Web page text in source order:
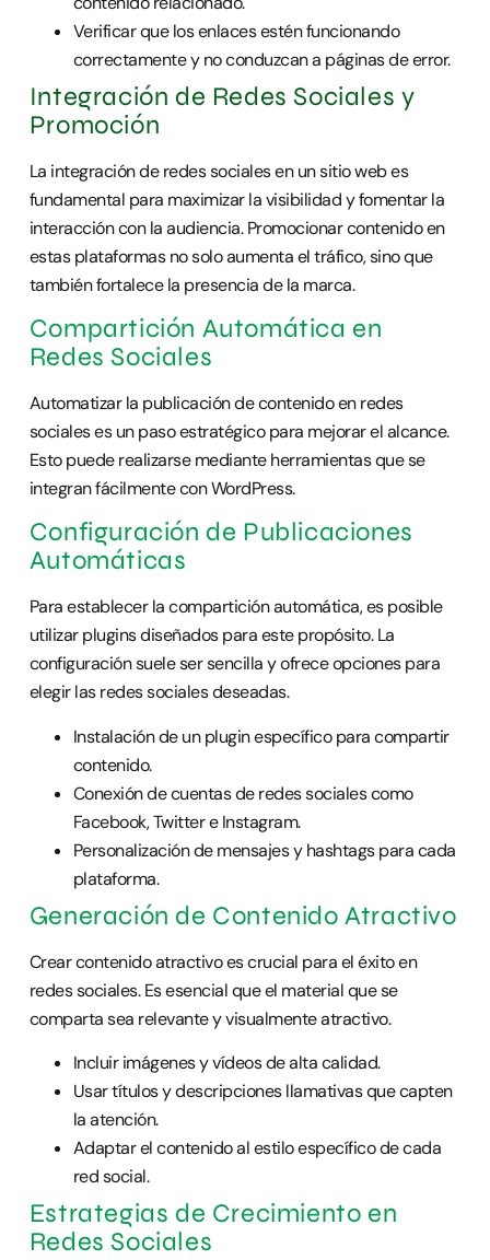
Verificar que los enlaces estén funcionando
correctamente y no conduzcan a páginas de error.
Integración de Redes Sociales y
Promoción
La integración de redes sociales en un sitio web es
fundamental para maximizar la visibilidad y fomentar la
interacción con la audiencia. Promocionar contenido en
estas plataformas no solo aumenta el tráfico, sino que
también fortalece la presencia de la marca.
Compartición Automática en
Redes Sociales
Automatizar la publicación de contenido en redes
sociales es un paso estratégico para mejorar el alcance.
Esto puede realizarse mediante herramientas que se
integran fácilmente con WordPress.
Configuración de Publicaciones
Automáticas
Para establecer la compartición automática, es posible
utilizar plugins diseñados para este propósito. La
configuración suele ser sencilla y ofrece opciones para
elegir las redes sociales deseadas.
Instalación de un plugin específico para compartir
contenido.
Conexión de cuentas de redes sociales como
Facebook, Twitter e Instagram.
Personalización de mensajes y hashtags para cada
plataforma.
Generación de Contenido Atractivo
Crear contenido atractivo es crucial para el éxito en
redes sociales. Es esencial que el material que se
comparta sea relevante y visualmente atractivo.
Incluir imágenes y vídeos de alta calidad.
Usar títulos y descripciones llamativas que capten
la atención.
Adaptar el contenido al estilo específico de cada
red social.
Estrategias de Crecimiento en
Redes Sociales